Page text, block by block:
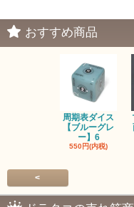
おすすめ商品
周期表ダイス
【ブルーグレ
ー】6
550円(内税)
<